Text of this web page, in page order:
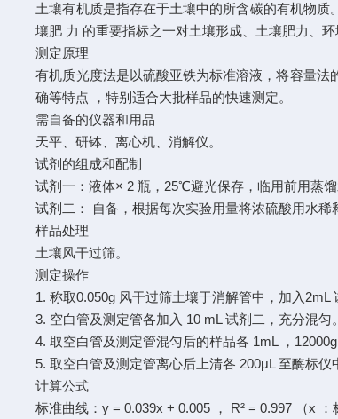
土壤有机质是指存在于土壤中的所含碳的有机物
壤肥 力 的重要指标之一对土壤形成、土壤肥力、
测定原理
有机质光度法是以硫酸亚铁为标准溶液，将容量
确等特点 ，特别适合大批样品的快速测定。
需自备的仪器和用品
天平、研钵、离心机、消解仪。
试剂的组成和配制
试剂一：液体× 2 瓶，25℃避光保存，临用前用蒸
试剂二： 自备，根据每次实验用量将浓硫酸用水稀
样品处理
土壤风干过筛。
测定操作
1. 称取0.050g 风干过筛土壤于消解管中，加入
3. 空白管及测定管各加入 10 mL 试剂二，充分混匀。
4. 取空白管及测定管混匀后的样品各 1mL ，12000g
5. 取空白管及测定管离心后上清各 200μL 至酶标仪
计算公式
标准曲线：y = 0.039x + 0.005 ， R² = 0.997 （x